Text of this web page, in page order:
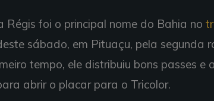
Régis foi o principal nome do Bahia no
sábado, em Pituaçu, pela segunda
tempo, ele distribuiu bons passes
abrir o placar para o Tricolor.